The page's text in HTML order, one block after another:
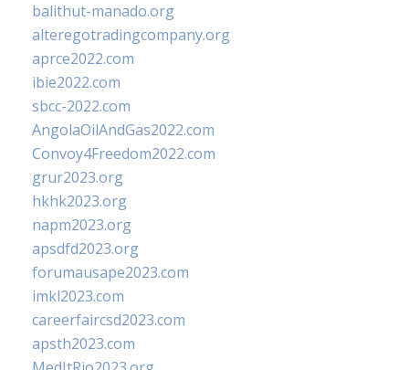
balithut-manado.org
alteregotradingcompany.org
aprce2022.com
ibie2022.com
sbcc-2022.com
AngolaOilAndGas2022.com
Convoy4Freedom2022.com
grur2023.org
hkhk2023.org
napm2023.org
apsdfd2023.org
forumausape2023.com
imkl2023.com
careerfaircsd2023.com
apsth2023.com